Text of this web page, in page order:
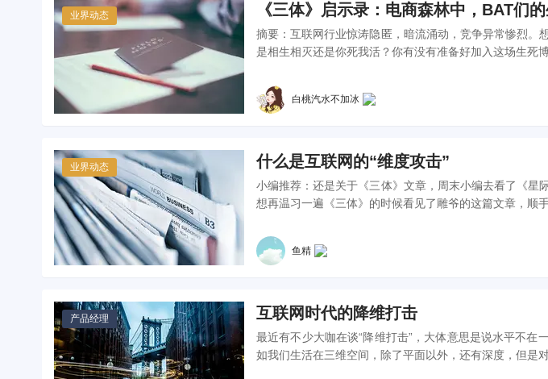
业界动态 《三体》启示录：电商森林中，BAT们
摘要：互联网行业惊涛隐匿，暗流涌动，竞争异常惨烈。
白桃汽水不加冰
业界动态 什么是互联网的“维度攻击”
小编推荐：还是关于《三体》文章，周末小编去看了《星
想再温习一遍《三体》的时候看见了雕爷的这篇文章，顺
鱼精
产品经理 互联网时代的降维打击
最近有不少大咖在谈“降维打击”，大体意思是说水平不在
如我们生活在三维空间，除了平面以外，还有深度，但是